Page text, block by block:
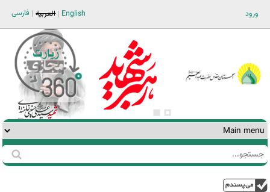
ورود فارسی العربية English
فرم
جستجو
جستجو